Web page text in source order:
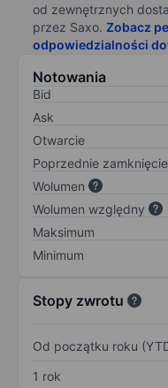
od zewnętrznych
przez Saxo. Zobacz
odpowiedzialności
Notowania
Bid
Ask
Otwarcie
Poprzednie zamknięcie
Wolumen
Wolumen względny
Maksimum
Minimum
Stopy zwrotu
Od początku roku
1 rok